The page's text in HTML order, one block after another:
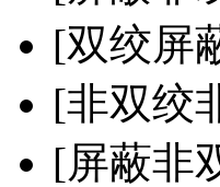
[双绞屏
[非双绞
[屏蔽非